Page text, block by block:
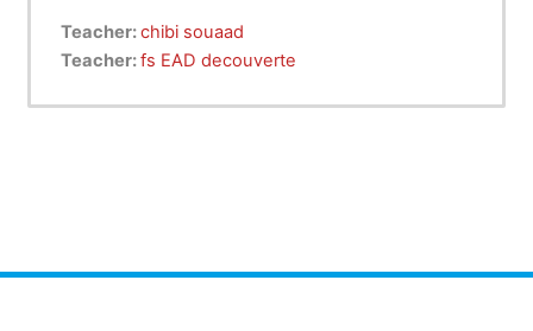
examine les interactions complexes entre
l'homme, la société et la planète, ainsi que les
Teacher:chibi souaad
Teacher:fs EAD decouverte